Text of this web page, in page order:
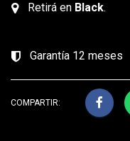
Retirá en Black.
Garantía 12 meses
COMPARTIR: